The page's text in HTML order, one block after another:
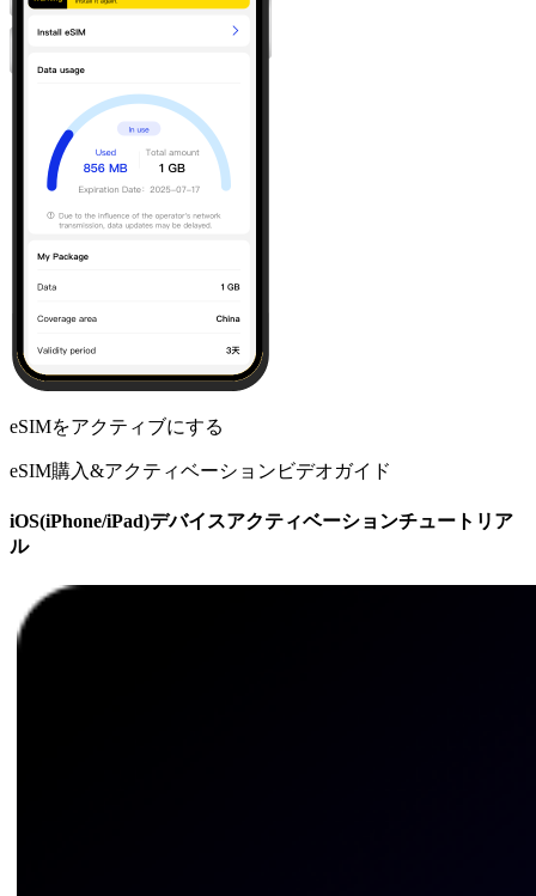
eSIMをアクティブにする
eSIM購入&アクティベーションビデオガイド
iOS(iPhone/iPad)デバイスアクティベーションチュートリア
ル